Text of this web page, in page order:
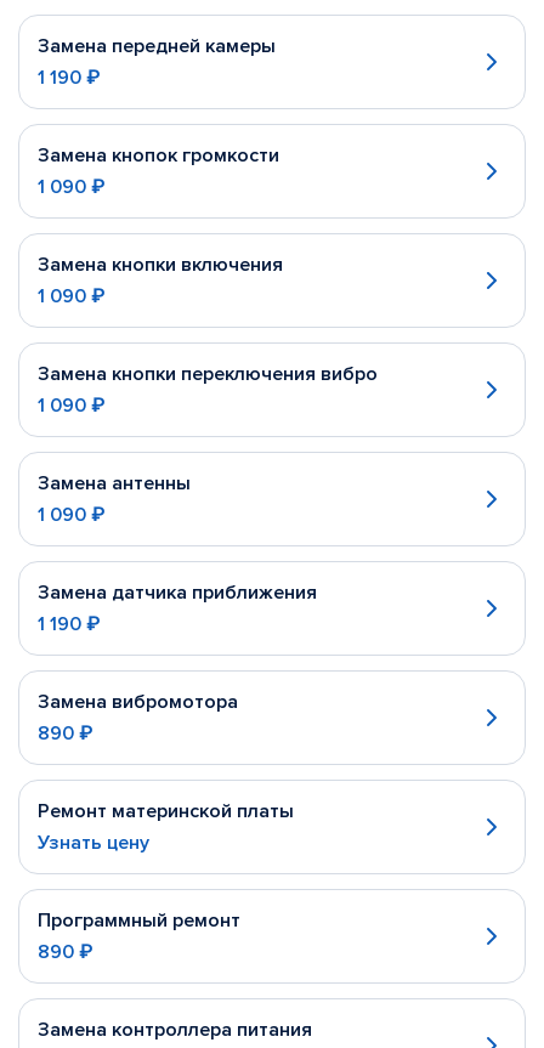
Замена передней камеры
1 190 ₽
Замена кнопок громкости
1 090 ₽
Замена кнопки включения
1 090 ₽
Замена кнопки переключения вибро
1 090 ₽
Замена антенны
1 090 ₽
Замена датчика приближения
1 190 ₽
Замена вибромотора
890 ₽
Ремонт материнской платы
Узнать цену
Программный ремонт
890 ₽
Замена контроллера питания